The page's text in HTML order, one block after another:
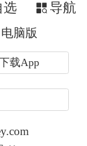
化程度，
响力和份
该国经济
选 导航
电脑版
载App